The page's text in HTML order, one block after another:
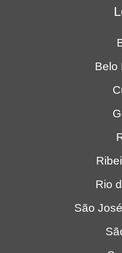
Belo
Rio
São